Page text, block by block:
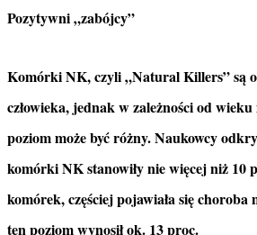
Pozytywni „zabójcy”
Komórki NK, czyli „Natural Killers” są
człowieka, jednak w zależności od
poziom może być różny. Naukowcy
komórki NK stanowiły nie więcej niż 10
komórek, częściej pojawiała się
ten poziom wynosił ok. 13 proc.